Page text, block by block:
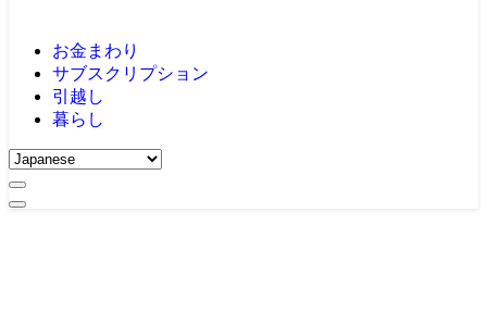
お金まわり
サブスクリプション
引越し
暮らし